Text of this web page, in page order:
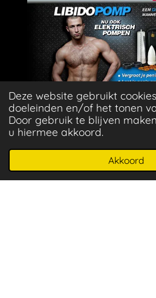
Deze website gebruikt
doeleinden en/of het tonen
Door gebruik te blijven
u hiermee akkoord.
Akkoord